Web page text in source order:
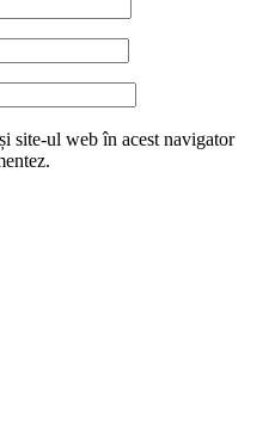
site-ul web în acest navigator